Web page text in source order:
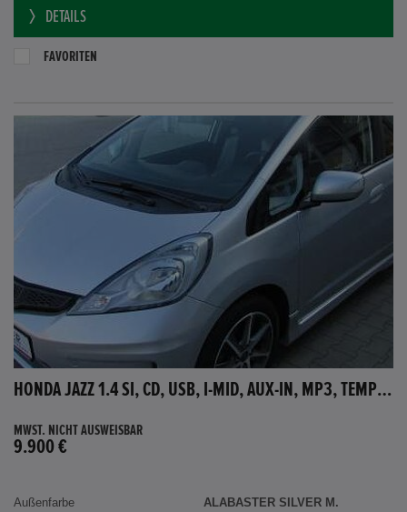
DETAILS
FAVORITEN
HONDA JAZZ 1.4 SI, CD, USB, I-MID, AUX-IN, MP3, TEMPOMAT
MWST. NICHT AUSWEISBAR
9.900 €
Außenfarbe
ALABASTER SILVER M.